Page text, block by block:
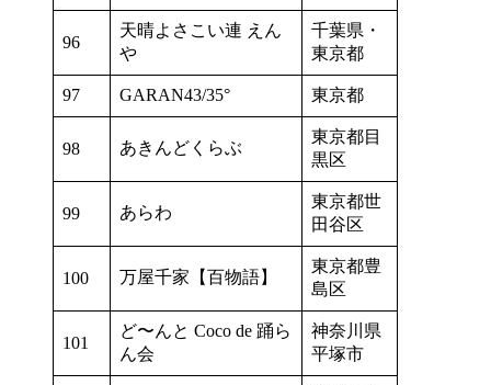
96
天晴よさこい連 えん
や
千葉県・
東京都
97 GARAN43/35° 東京都
98 あきんどくらぶ
東京都目
黒区
99 あらわ
東京都世
田谷区
100 万屋千家【百物語】
東京都豊
島区
101
ど〜んと Coco de 踊ら
ん会
神奈川県
平塚市